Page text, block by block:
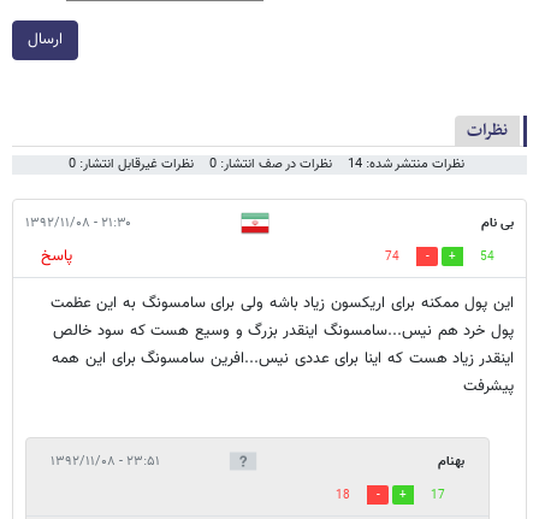
ارسال
نظرات
نظرات منتشر شده: 14 نظرات در صف انتشار: 0 نظرات غیرقابل انتشار: 0
بی نام ۲۱:۳۰ - ۱۳۹۲/۱۱/۰۸
54
74
پاسخ
این پول ممکنه برای اریکسون زیاد باشه ولی برای سامسونگ به این عظمت
پول خرد هم نیس...سامسونگ اینقدر بزرگ و وسیع هست که سود خالص
اینقدر زیاد هست که اینا برای عددی نیس...افرین سامسونگ برای این همه
پیشرفت
بهنام ۲۳:۵۱ - ۱۳۹۲/۱۱/۰۸
17
18